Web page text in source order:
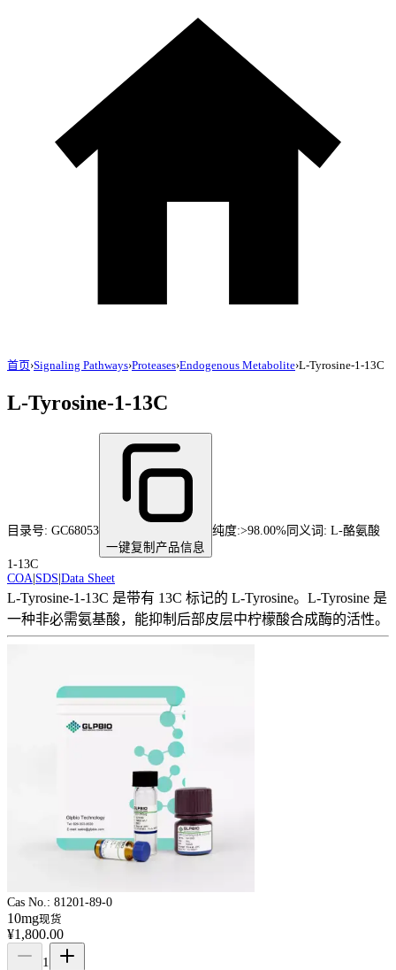
首页›Signaling Pathways›Proteases›Endogenous Metabolite›L-Tyrosine-1-13C
L-Tyrosine-1-13C
目录号: GC68053
一键复制产品信息
纯度:>98.00% 同义词: L-酪氨酸
1-13C
COA SDS Data Sheet
L-Tyrosine-1-13C 是带有 13C 标记的 L-Tyrosine。L-Tyrosine 是
一种非必需氨基酸，能抑制后部皮层中柠檬酸合成酶的活性。
Cas No.: 81201-89-0
10mg现货
¥1,800.00
1